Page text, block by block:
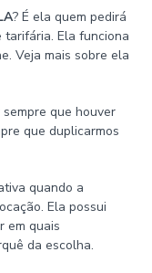
? É ela quem pedirá
Ela funciona
Veja mais sobre ela
que houver
que duplicarmos
quando a
Ela possui
em quais
da escolha.